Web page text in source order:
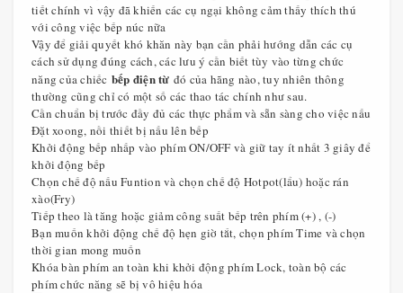
tiết chính vì vậy đã khiến các cụ ngại không cảm thấy thích thú
với công việc bếp núc nữa
Vậy để giải quyết khó khăn này bạn cần phải hướng dẫn các cụ
cách sử dụng đúng cách, các lưu ý cần biết tùy vào từng chức
năng của chiếc bếp điện từ đó của hãng nào, tuy nhiên thông
thường cũng chỉ có một số các thao tác chính như sau.
Cần chuẩn bị trước đầy đủ các thực phẩm và sẵn sàng cho việc nấu
Đặt xoong, nồi thiết bị nấu lên bếp
Khởi động bếp nhấp vào phím ON/OFF và giữ tay ít nhất 3 giây để
khởi động bếp
Chọn chế độ nấu Funtion và chọn chế độ Hotpot(lẩu) hoặc rán
xào(Fry)
Tiếp theo là tăng hoặc giảm công suất bếp trên phím (+) , (-)
Bạn muốn khởi động chế độ hẹn giờ tắt, chọn phím Time và chọn
thời gian mong muốn
Khóa bàn phím an toàn khi khởi động phím Lock, toàn bộ các
phím chức năng sẽ bị vô hiệu hóa